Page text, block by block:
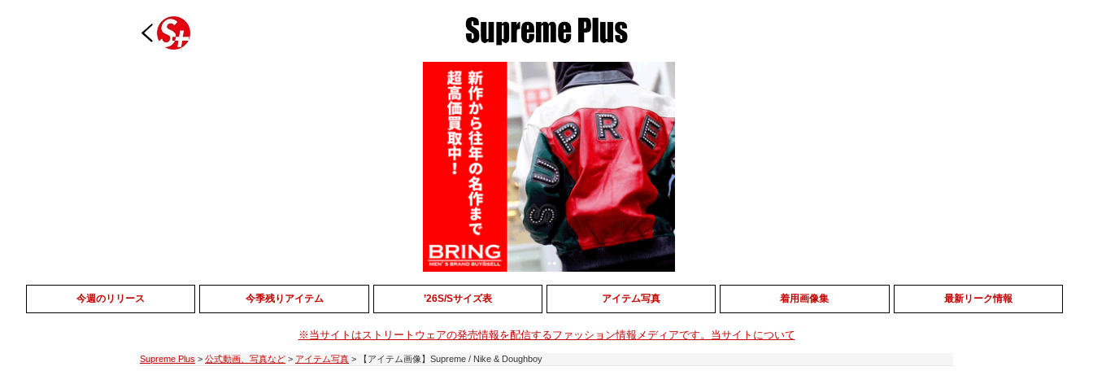
今週のリリース 今季残りアイテム ’26S/Sサイズ表 アイテム写真 着用画像集 最新リーク情報
※当サイトはストリートウェアの発売情報を配信するファッション情報メディアです。当サイトについて
Supreme Plus > 公式動画、写真など > アイテム写真 > 【アイテム画像】Supreme / Nike & Doughboy